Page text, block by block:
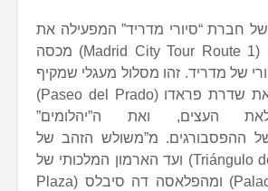
חברת “סיורי מדריד” המפעילה את
אוטובוס התיירים (Madrid City Tour Route 1) מכסה
של מדריד. זהו מסלול מעגלי שמקיף
את העיר, וכולל את שדרת פראדו (Paseo del Prado)
העצים, ואת ה”יהלומים”
של ההפסבורגים. מ”משולש הזהב של
האמנות” (Triángulo del Arte) ועד הארמון המלכותי של
מדריד (Palacio Real) ומהפלאסה דה סיבלס (Plaza